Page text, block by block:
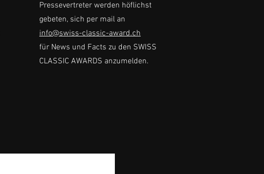
Pressevertreter werden höflichst
gebeten, sich per mail an
info@swiss-classic-award.ch
für News und Facts zu den SWISS
CLASSIC AWARDS anzumelden.